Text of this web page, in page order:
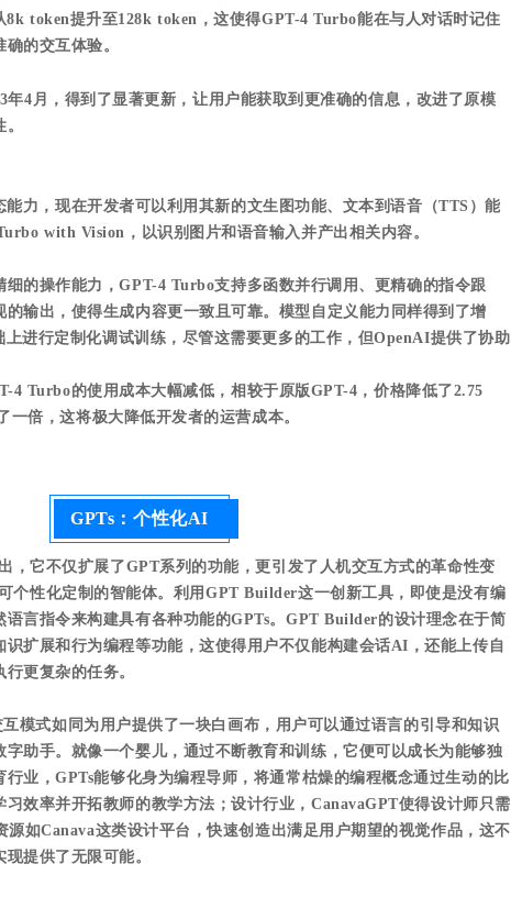
token提升至128k token，这使得GPT-4 Turbo能在与人对话时记住
的交互体验。
年4月，得到了显著更新，让用户能获取到更准确的信息，改进了原模
力，现在开发者可以利用其新的文生图功能、文本到语音（TTS）能
with Vision，以识别图片和语音输入并产出相关内容。
细的操作能力，GPT-4 Turbo支持多函数并行调用、更精确的指令跟
的输出，使得生成内容更一致且可靠。模型自定义能力同样得到了增
进行定制化调试训练，尽管这需要更多的工作，但OpenAI提供了协助
4 Turbo的使用成本大幅减低，相较于原版GPT-4，价格降低了2.75
倍，这将极大降低开发者的运营成本。
GPTs：个性化AI
，它不仅扩展了GPT系列的功能，更引发了人机交互方式的革命性变
个性化定制的智能体。利用GPT Builder这一创新工具，即使是没有编
语言指令来构建具有各种功能的GPTs。GPT Builder的设计理念在于简
扩展和行为编程等功能，这使得用户不仅能构建会话AI，还能上传自
更复杂的任务。
模式如同为用户提供了一块白画布，用户可以通过语言的引导和知识
字助手。就像一个婴儿，通过不断教育和训练，它便可以成长为能够独
业，GPTs能够化身为编程导师，将通常枯燥的编程概念通过生动的比
效率并开拓教师的教学方法；设计行业，CanavaGPT使得设计师只需
源如Canava这类设计平台，快速创造出满足用户期望的视觉作品，这不
提供了无限可能。